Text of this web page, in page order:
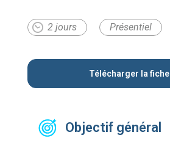
2 jours Présentiel
Télécharger la fiche
Objectif général